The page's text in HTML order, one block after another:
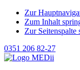
Zur
Zum Inhalt
Zur Seitenspalte
0351 206 82-27